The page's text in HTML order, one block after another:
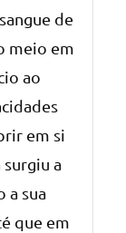
de
meio em
ao
em si
a
a sua
que em